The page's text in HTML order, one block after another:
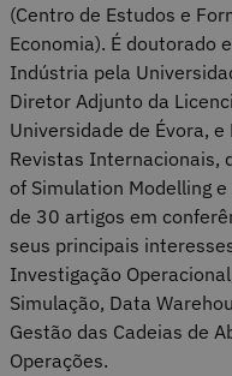
(Centro de Estudos e
Economia). É doutorado
Indústria pela
Diretor Adjunto da
Universidade de Évora,
Revistas Internacionais,
of Simulation Modelling
de 30 artigos em
seus principais
Investigação
Simulação, Data
Gestão das Cadeias de
Operações.